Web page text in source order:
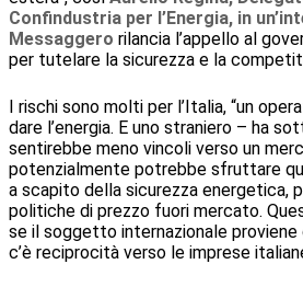
Confindustria per l’Energia, in
Messaggero rilancia l’appello al
per tutelare la sicurezza e la
I rischi sono molti per l’Italia, “un
dare l’energia. E uno straniero – ha
sentirebbe meno vincoli verso un
potenzialmente potrebbe sfruttare
a scapito della sicurezza energetica,
politiche di prezzo fuori mercato.
se il soggetto internazionale proviene
c’è reciprocità verso le imprese